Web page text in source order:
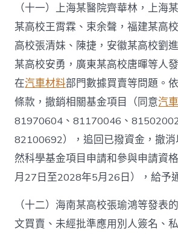
（十一）上海某醫院齊華林，上海
某高校王霄霖、束余聲，福建某高
高校張清妹、陳捷，安徽某高校劉
某高校安勇，廣東某高校唐暉等人
在汽車材料部門數據買賣等問題。
條款，撤銷相關基金項目（同意汽
81970604、81170046、
82100692），追回已撥資金，撤
然科學基金項目申請和參與申請資
月27日至2028年5月26日），給予
（十二）海南某高校張瑜鴻等發表
文買賣、未經批準應用別人簽名、